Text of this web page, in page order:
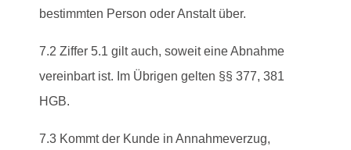
bestimmten Person oder Anstalt über.
7.2 Ziffer 5.1 gilt auch, soweit eine Abnahme
vereinbart ist. Im Übrigen gelten §§ 377, 381
HGB.
7.3 Kommt der Kunde in Annahmeverzug,